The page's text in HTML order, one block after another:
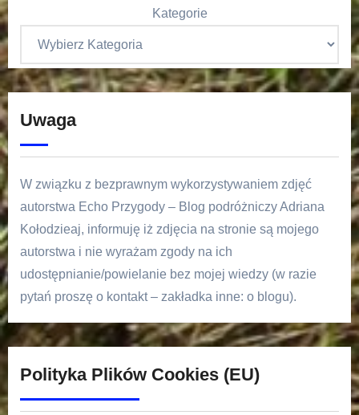
Kategorie
Uwaga
W związku z bezprawnym wykorzystywaniem zdjęć
autorstwa Echo Przygody – Blog podróżniczy Adriana
Kołodzieaj, informuję iż zdjęcia na stronie są mojego
autorstwa i nie wyrażam zgody na ich
udostępnianie/powielanie bez mojej wiedzy (w razie
pytań proszę o kontakt – zakładka inne: o blogu).
Polityka Plików Cookies (EU)